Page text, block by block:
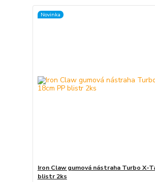
Novinka
Iron Claw gumová nástraha Turbo X-
blistr 2ks